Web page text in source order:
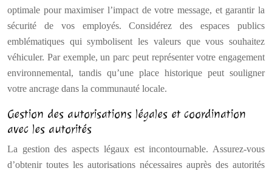
optimale pour maximiser l’impact de votre message, et garantir la
sécurité de vos employés. Considérez des espaces publics
emblématiques qui symbolisent les valeurs que vous souhaitez
véhiculer. Par exemple, un parc peut représenter votre engagement
environnemental, tandis qu’une place historique peut souligner
votre ancrage dans la communauté locale.
Gestion des autorisations légales et coordination
avec les autorités
La gestion des aspects légaux est incontournable. Assurez-vous
d’obtenir toutes les autorisations nécessaires auprès des autorités